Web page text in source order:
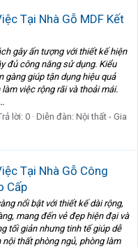
Tại Nhà Gỗ MDF Kết
gây ấn tượng với thiết kế hiện
đủ công năng sử dụng. Kiểu
gàng giúp tận dụng hiệu quả
việc rộng rãi và thoải mái.
lời: 0 Diễn đàn: Nội thất - Gia
Tại Nhà Gỗ Công
Cấp
nổi bật với thiết kế dài rộng,
mang đến vẻ đẹp hiện đại và
tối giản nhưng tinh tế giúp dễ
thất phòng ngủ, phòng làm